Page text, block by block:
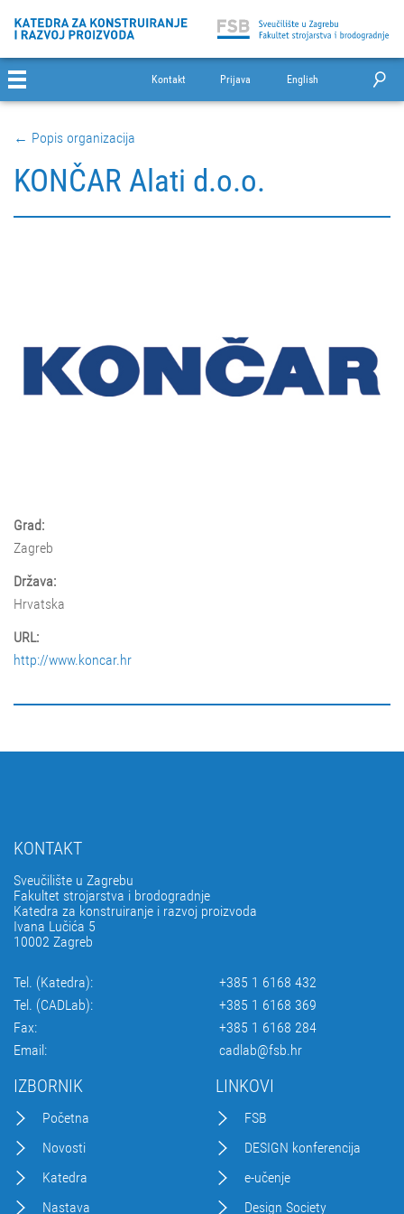
Kontakt Prijava English
← Popis organizacija
KONČAR Alati d.o.o.
Grad:
Zagreb
Država:
Hrvatska
URL:
http://www.koncar.hr
KONTAKT
Sveučilište u Zagrebu
Fakultet strojarstva i brodogradnje
Katedra za konstruiranje i razvoj proizvoda
Ivana Lučića 5
10002 Zagreb
Tel. (Katedra):
+385 1 6168 432
Tel. (CADLab):
+385 1 6168 369
Fax:
+385 1 6168 284
Email:
cadlab@fsb.hr
IZBORNIK
Početna
Novosti
Katedra
Nastava
LINKOVI
FSB
DESIGN konferencija
e-učenje
Design Society